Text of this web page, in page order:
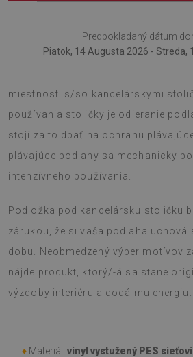
Predpokladaný dátum
Piatok, 14 Augusta 2026 - Streda,
miestnosti s/so kancelárskymi
používania stoličky je odieranie
stojí za to dbať na ochranu
plávajúce podlahy sa mechanicky
intenzívneho používania.
Podložka pod kancelársku stoličku
zárukou, že si vaša podlaha uchová
dobu. Neobmedzený výber motívov
nájde produkt, ktorý/-á sa stane
výzdoby interiéru a dodá mu energiu.
♦ Materiál: vinyl vystužený PES